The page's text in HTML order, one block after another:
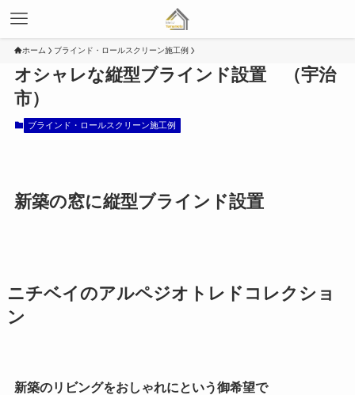
ホーム ブラインド・ロールスクリーン施工例
オシャレな縦型ブラインド設置 （宇治
市）
ブラインド・ロールスクリーン施工例
新築の窓に縦型ブラインド設置
ニチベイのアルペジオトレドコレクショ
ン
新築のリビングをおしゃれにという御希望で